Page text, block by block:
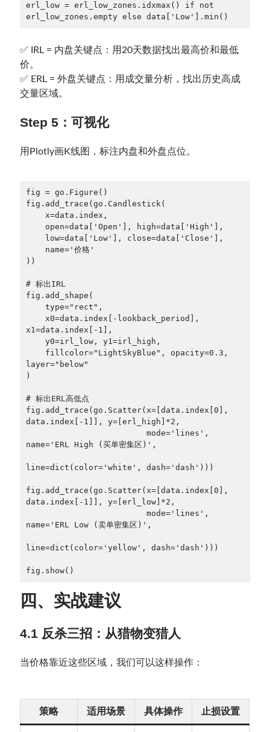
erl_low = erl_low_zones.idxmax() if not
✅ IRL = 内盘关键点：用20天数据找出最高价和最低
价。
✅ ERL = 外盘关键点：用成交量分析，找出历史高成
交量区域。
Step 5：可视化
用Plotly画K线图，标注内盘和外盘点位。
fig = go.Figure()
fig.add_trace(go.Candlestick(
))
# 标出IRL
fig.add_shape(
x1=data.index[-1],
layer="below"
)
# 标出ERL高低点
fig.add_trace(go.Scatter(x=[data.index[0],
data.index[-1]], y=[erl_high]*2,
name='ERL High (买单密集区)',
line=dict(color='white', dash='dash')))
fig.add_trace(go.Scatter(x=[data.index[0],
data.index[-1]], y=[erl_low]*2,
name='ERL Low (卖单密集区)',
line=dict(color='yellow', dash='dash')))
fig.show()
四、实战建议
4.1 反杀三招：从猎物变猎人
当价格靠近这些区域，我们可以这样操作：
策略 适用场景 具体操作 止损设置